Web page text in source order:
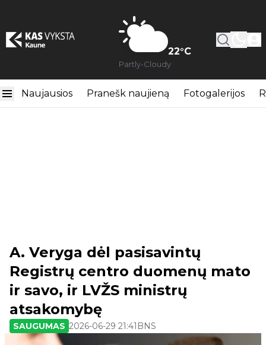
22°C
Partly-Cloudy
Naujausios Pranešk naujieną Fotogalerijos
A. Veryga dėl pasisavintų
Registrų centro duomenų mato
ir savo, ir LVŽS ministrų
atsakomybę
SAUGUMAS 2026-06-29 21:41 BNS